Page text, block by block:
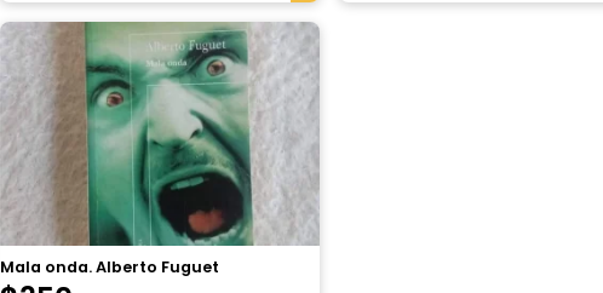
Mala onda. Alberto Fuguet